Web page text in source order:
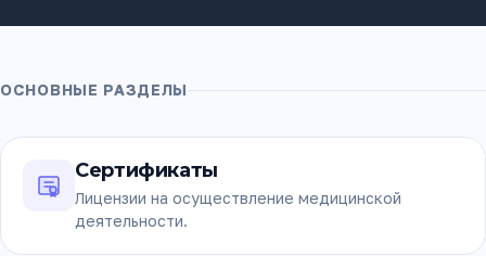
ОСНОВНЫЕ РАЗДЕЛЫ
Сертификаты
Лицензии на осуществление медицинской
деятельности.